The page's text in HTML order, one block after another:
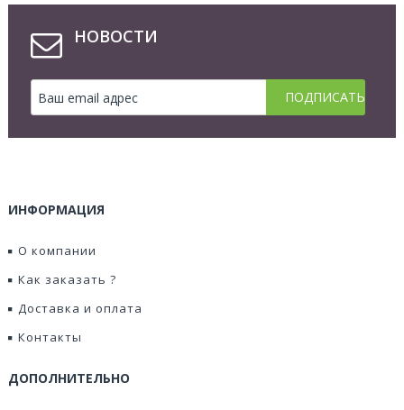
НОВОСТИ
ИНФОРМАЦИЯ
О компании
Как заказать ?
Доставка и оплата
Контакты
ДОПОЛНИТЕЛЬНО